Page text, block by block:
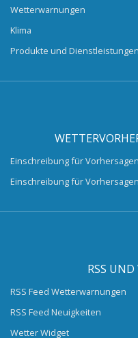
Wetterwarnungen
Klima
Produkte und Dienstleistungen
Einschreibung für
Einschreibung für
RSS
RSS Feed Wetterwarnungen
RSS Feed Neuigkeiten
Wetter Widget